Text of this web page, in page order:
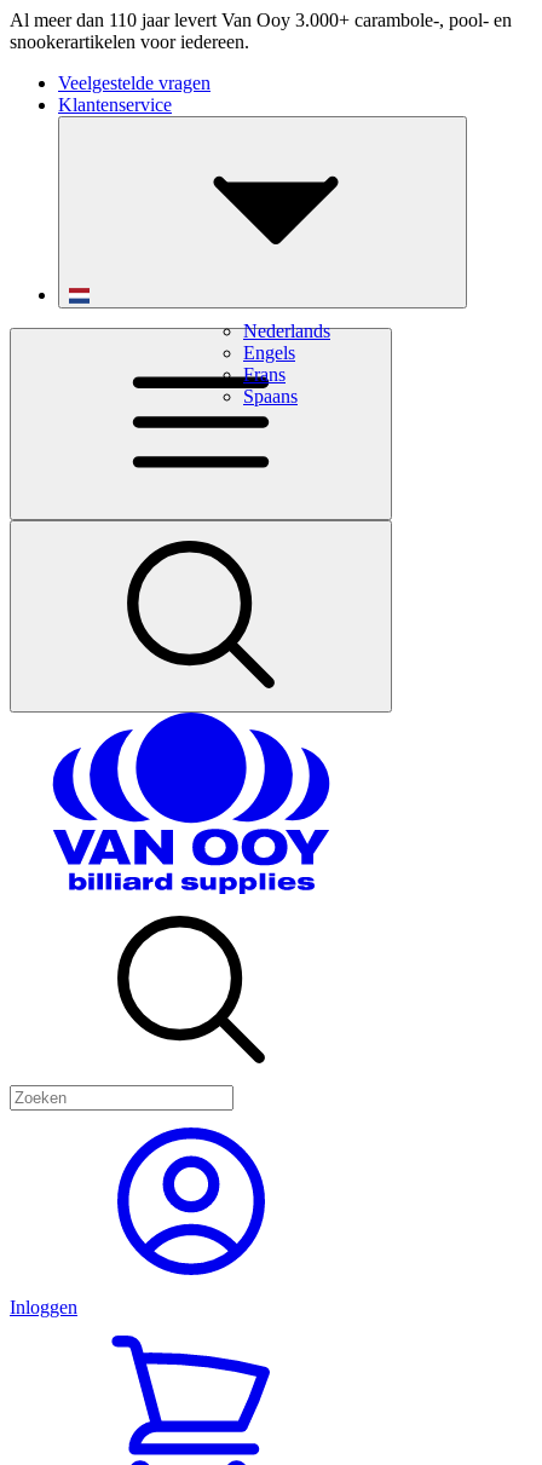
Al meer dan 110 jaar levert Van Ooy 3.000+ carambole-, pool- en
snookerartikelen voor iedereen.
Veelgestelde vragen
Klantenservice
Nederlands
Engels
Frans
Spaans
Inloggen